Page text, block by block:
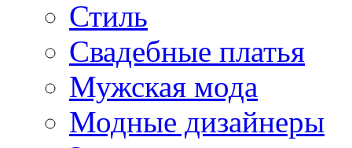
Стиль
Свадебные платья
Мужская мода
Модные дизайнеры